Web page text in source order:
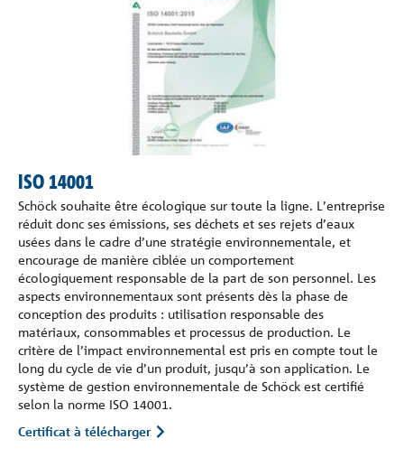
ISO 14001
Schöck souhaite être écologique sur toute la ligne. L’entreprise
réduit donc ses émissions, ses déchets et ses rejets d’eaux
usées dans le cadre d’une stratégie environnementale, et
encourage de manière ciblée un comportement
écologiquement responsable de la part de son personnel. Les
aspects environnementaux sont présents dès la phase de
conception des produits : utilisation responsable des
matériaux, consommables et processus de production. Le
critère de l’impact environnemental est pris en compte tout le
long du cycle de vie d’un produit, jusqu’à son application. Le
système de gestion environnementale de Schöck est certifié
selon la norme ISO 14001.
Certificat à télécharger